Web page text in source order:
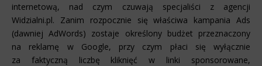
internetową, nad czym czuwają specjaliści z agencji
Widzialni.pl. Zanim rozpocznie się właściwa kampania Ads
(dawniej AdWords) zostaje określony budżet przeznaczony
na reklamę w Google, przy czym płaci się wyłącznie
za faktyczną liczbę kliknięć w linki sponsorowane,